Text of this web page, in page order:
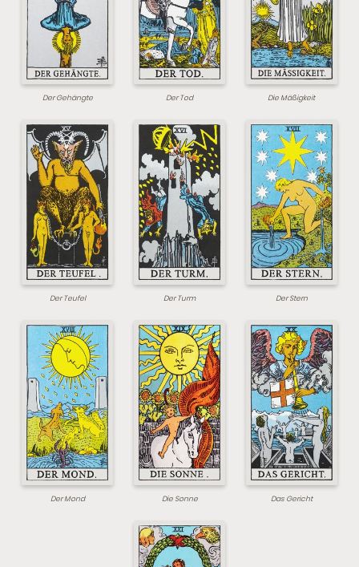
Der Gehängte Der Tod Die Mäßigkeit
Der Teufel Der Turm Der Stern
Der Mond Die Sonne Das Gericht